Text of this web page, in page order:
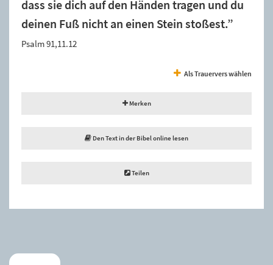
dass sie dich auf den Händen tragen und du
deinen Fuß nicht an einen Stein stoßest.”
Psalm 91,11.12
Als Trauervers wählen
Merken
Den Text in der Bibel online lesen
Teilen